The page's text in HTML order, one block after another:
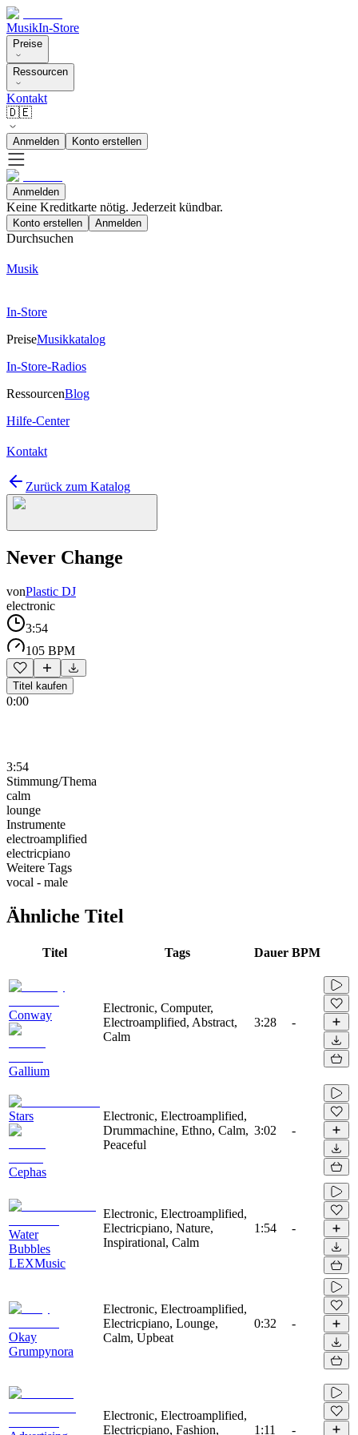
MusikIn-Store
Preise
Ressourcen
Kontakt
🇩🇪
Anmelden Konto erstellen
Anmelden
Keine Kreditkarte nötig. Jederzeit kündbar.
Konto erstellen Anmelden
Durchsuchen
Musik
In-Store
PreiseMusikkatalog
In-Store-Radios
RessourcenBlog
Hilfe-Center
Kontakt
Zurück zum Katalog
Never Change
vonPlastic DJ
electronic
3:54
105 BPM
Titel kaufen
0:00
3:54
Stimmung/Thema
calm
lounge
Instrumente
electroamplified
electricpiano
Weitere Tags
vocal - male
Ähnliche Titel
Titel Tags Dauer BPM
Conway
Gallium
Electronic, Computer,
Electroamplified, Abstract,
Calm
3:28 -
Stars
Cephas
Electronic, Electroamplified,
Drummachine, Ethno, Calm,
Peaceful
3:02 -
Water
Bubbles
LEXMusic
Electronic, Electroamplified,
Electricpiano, Nature,
Inspirational, Calm
1:54 -
Okay
Grumpynora
Electronic, Electroamplified,
Electricpiano, Lounge,
Calm, Upbeat
0:32 -
Electronic, Electroamplified,
Electricpiano, Fashion,
1:11 -